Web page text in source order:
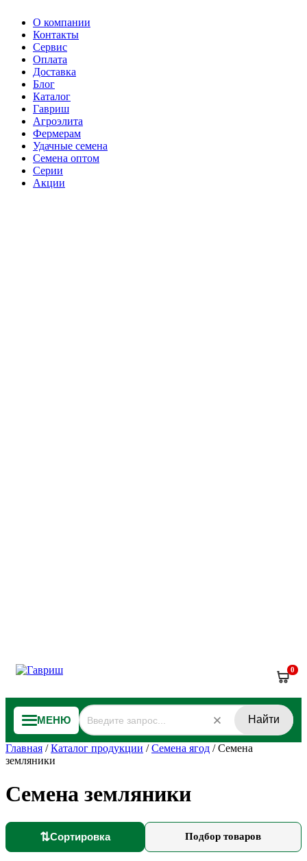
О компании
Контакты
Сервис
Оплата
Доставка
Блог
Каталог
Гавриш
Агроэлита
Фермерам
Удачные семена
Семена оптом
Серии
Акции
0
МЕНЮ Найти
Главная /Каталог продукции /Семена ягод /Семена
земляники
Семена земляники
⇅Сортировка Подбор товаров